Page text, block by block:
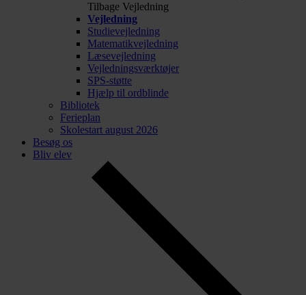
Tilbage Vejledning
Vejledning
Studievejledning
Matematikvejledning
Læsevejledning
Vejledningsværktøjer
SPS-støtte
Hjælp til ordblinde
Bibliotek
Ferieplan
Skolestart august 2026
Besøg os
Bliv elev